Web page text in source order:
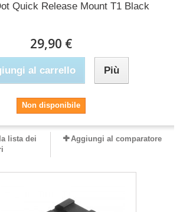
Quick Release Mount T1 Black
29,90 €
al carrello Più
Non disponibile
lista dei
Aggiungi al comparatore